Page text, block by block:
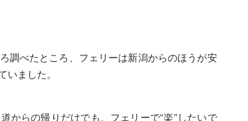
調べたところ、フェリーは新潟からのほうが安
いました。
からの帰りだけでも、フェリーで“楽”したいで